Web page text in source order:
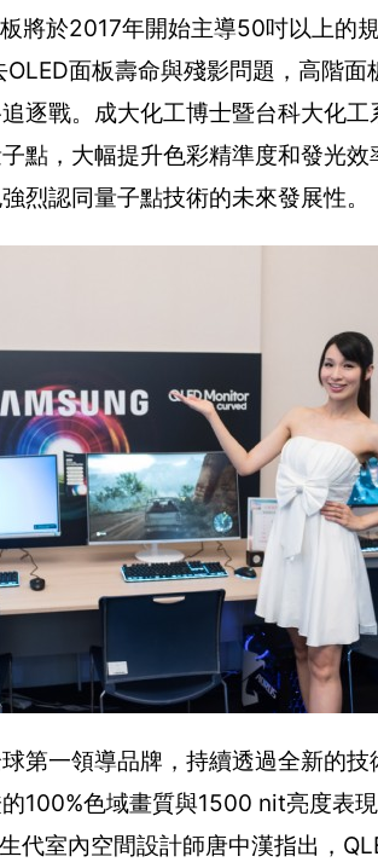
將於2017年開始主導50吋以上的
面板壽命與殘影問題，高階
逐戰。成大化工博士暨台科大化
點，大幅提升色彩精準度和發光效
烈認同量子點技術的未來發展性。
第一領導品牌，持續透過全新的
100%色域畫質與1500 nit亮度表
代室內空間設計師唐中漢指出，